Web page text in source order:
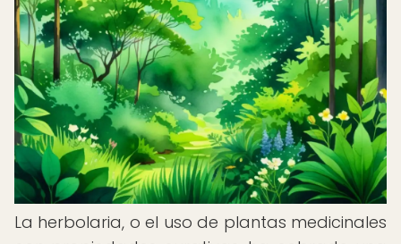
La herbolaria, o el uso de plantas medicinales